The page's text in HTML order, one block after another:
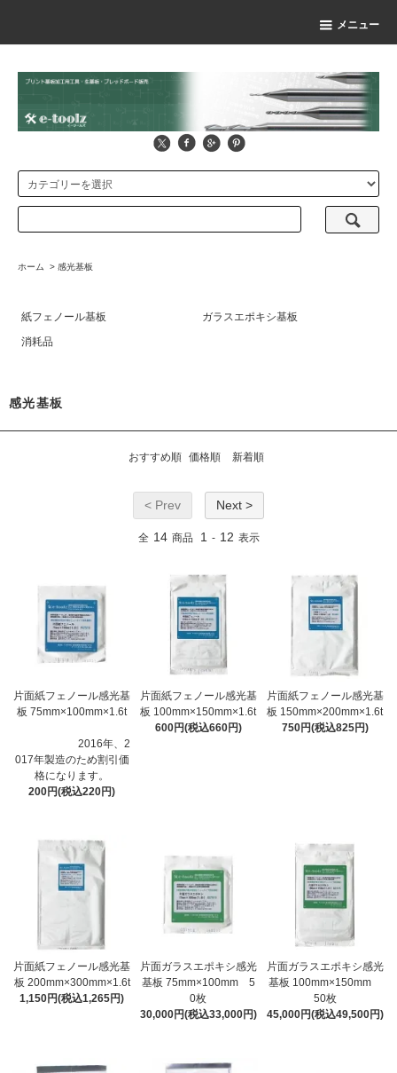
メニュー
ホーム > 感光基板
紙フェノール基板
ガラスエポキシ基板
消耗品
感光基板
おすすめ順 価格順 新着順
< Prev Next >
全 14 商品 1 - 12 表示
片面紙フェノール感光基
板 75mm×100mm×1.6t
2016年、2
017年製造のため割引価
格になります。
200円(税込220円)
片面紙フェノール感光基
板 100mm×150mm×1.6t
600円(税込660円)
片面紙フェノール感光基
板 150mm×200mm×1.6t
750円(税込825円)
片面紙フェノール感光基
板 200mm×300mm×1.6t
1,150円(税込1,265円)
片面ガラスエポキシ感光
基板 75mm×100mm 5
0枚
30,000円(税込33,000円)
片面ガラスエポキシ感光
基板 100mm×150mm
50枚
45,000円(税込49,500円)